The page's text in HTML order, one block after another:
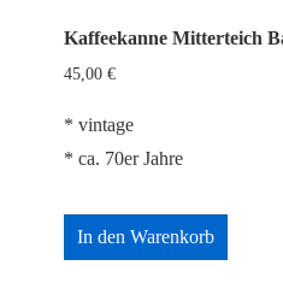
Kaffeekanne Mitterteich
45,00 €
* vintage
* ca. 70er Jahre
In den Warenkorb